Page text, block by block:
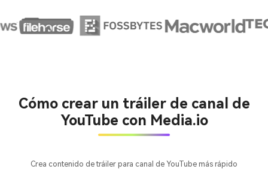
Cómo crear un tráiler de canal de
YouTube con Media.io
Crea contenido de tráiler para canal de YouTube más rápido
gratis!
Empieza Gratis→